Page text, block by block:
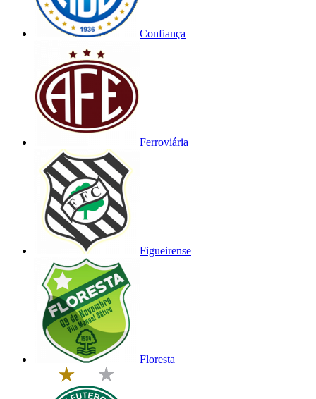
Confiança
Ferroviária
Figueirense
Floresta